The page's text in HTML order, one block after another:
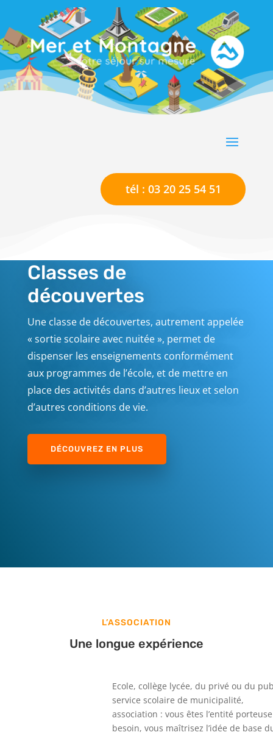
tél : 03 20 25 54 51
Classes de
découvertes
Une classe de découvertes, autrement appelée
« sortie scolaire avec nuitée », permet de
dispenser les enseignements conformément
aux programmes de l’école, et de mettre en
place des activités dans d’autres lieux et selon
d’autres conditions de vie.
DÉCOUVREZ EN PLUS
L’ASSOCIATION
Une longue expérience
Ecole, collège lycée, du privé ou du
service scolaire de municipalité,
association : vous êtes l’entité
besoin, vous maîtrisez l’idée de base